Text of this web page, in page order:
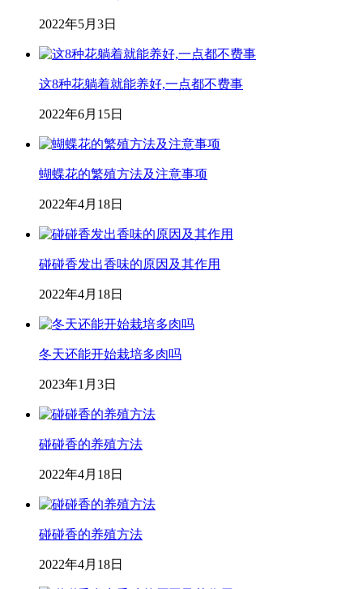
2022年5月3日
这8种花躺着就能养好,一点都不费事
2022年6月15日
蝴蝶花的繁殖方法及注意事项
2022年4月18日
碰碰香发出香味的原因及其作用
2022年4月18日
冬天还能开始栽培多肉吗
2023年1月3日
碰碰香的养殖方法
2022年4月18日
碰碰香的养殖方法
2022年4月18日